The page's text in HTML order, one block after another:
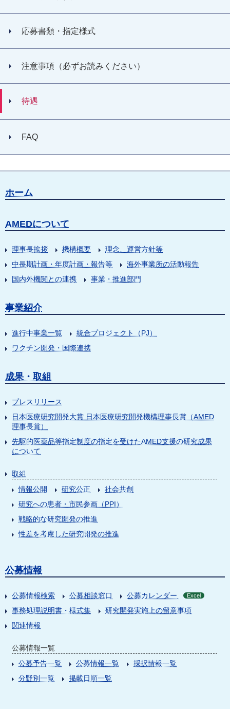
応募書類・指定様式
注意事項（必ずお読みください）
待遇
FAQ
ホーム
AMEDについて
理事長挨拶 機構概要
理念、運営方針等
中長期計画・年度計画・報告等
海外事業所の活動報告
国内外機関との連携
事業・推進部門
事業紹介
進行中事業一覧
統合プロジェクト（PJ）
ワクチン開発・国際連携
成果・取組
プレスリリース
日本医療研究開発大賞 日本医療研究開発機構理事長賞（AMED
理事長賞）
先駆的医薬品等指定制度の指定を受けたAMED支援の研究成果
について
取組
情報公開
研究公正
社会共創
研究への患者・市民参画（PPI）
戦略的な研究開発の推進
性差を考慮した研究開発の推進
公募情報
公募情報検索 公募相談窓口 公募カレンダー Excel
事務処理説明書・様式集
研究開発実施上の留意事項
関連情報
公募情報一覧
公募予告一覧
公募情報一覧
採択情報一覧
分野別一覧
掲載日順一覧